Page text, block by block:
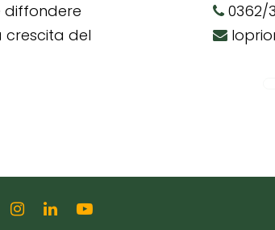
diffondere
crescita del
0362/